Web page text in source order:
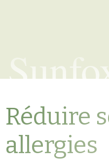
Réduire
allergies